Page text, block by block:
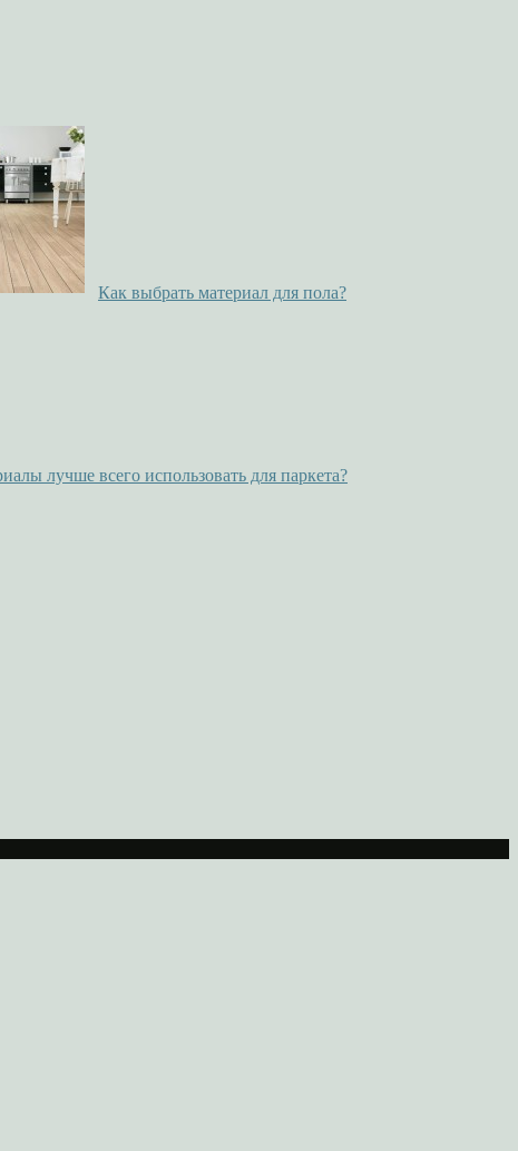
Как выбрать материал для пола?
лучше всего использовать для паркета?